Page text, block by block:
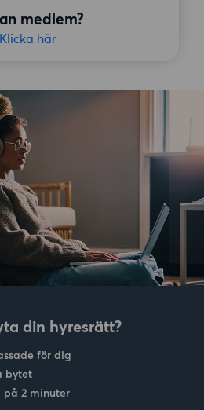
medlem?
Klicka här
din hyresrätt?
för dig
bytet
på 2 minuter